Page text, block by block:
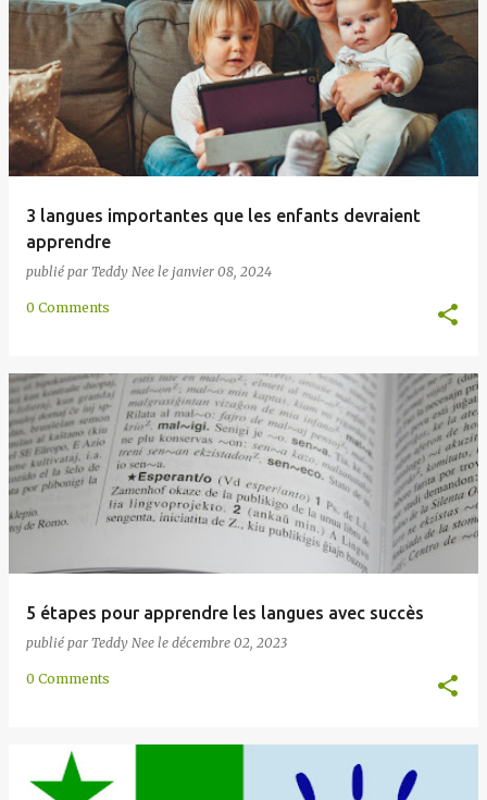
3 langues importantes que les enfants devraient
apprendre
publié par Teddy Nee le janvier 08, 2024
0 Comments
5 étapes pour apprendre les langues avec succès
publié par Teddy Nee le décembre 02, 2023
0 Comments